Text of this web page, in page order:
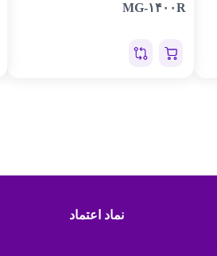
MG-۱۴۰۰R
نماد اعتماد